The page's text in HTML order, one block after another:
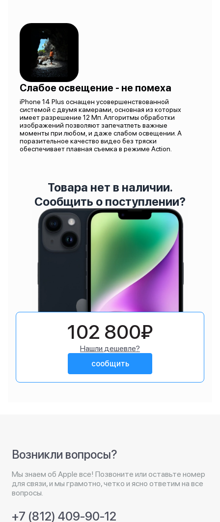
Слабое освещение - не помеха
iPhone 14 Plus оснащен усовершенствованной
системой с двумя камерами, основная из которых
имеет разрешение 12 Мп. Алгоритмы обработки
изображений позволяют запечатлеть важные
моменты при любом, и даже слабом освещении. А
поразительное качество видео без тряски
обеспечивает плавная съемка в режиме Action.
Товара нет в наличии.
Сообщить о поступлении?
102 800₽
Нашли дешевле?
сообщить
Возникли вопросы?
Мы знаем об Apple все! Позвоните или оставьте номер
для связи, и мы грамотно, четко и ясно ответим на все
вопросы.
+7 (812) 409-90-12